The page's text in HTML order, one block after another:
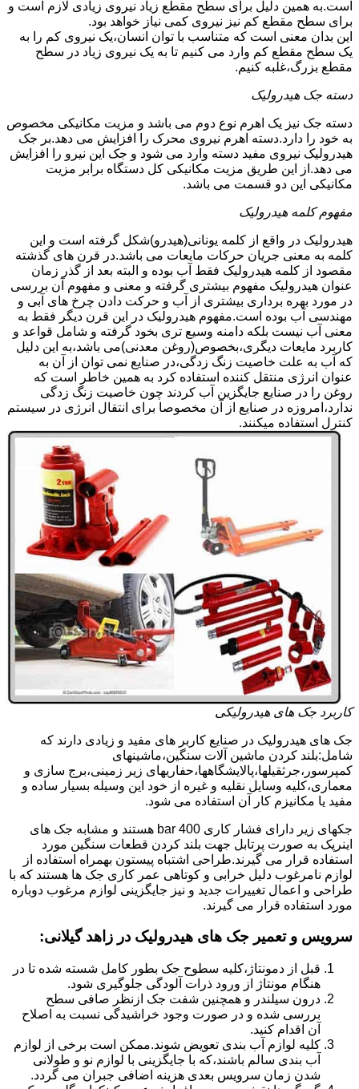
است.به همین دلیل برای سطح مقطع زیاد نیروی زیادی لازم است و
برای سطح مقطع کم نیز نیروی کمی نیاز خواهد بود.
این بدان معنی است که متناسب با توان انسان،یک نیروی کم را به
یک سطح مقطع کم وارد می کنیم تا به یک نیروی زیاد در سطح
مقطع بزرگ،غلبه کنیم.
دسته جک هیدرولیک
دسته جک نیز یک اهرم نوع دوم می باشد و مزیت مکانیکی مخصوص
به خود را دارد.دسته اهرم نیروی محرک را افزایش می دهد.بر جک
هیدرولیک نیروی مفید دسته وارد می شود و جک این نیرو را افزایش
می دهد.از این طریق مزیت مکانیکی کل دستگاه برابر مزیت
مکانیکی این دو قسمت می باشد.
مفهوم کلمه هیدرولیک
هیدرولیک در واقع از کلمه یونانی(هیدرو)شکل گرفته است و این
کلمه به معنی جریان حرکات مایعات می باشد.در قرن های گذشته
مقصود از کلمه هیدرولیک فقط آب بوده و البته بعد از گذر زمان
عنوان هیدرولیک مفهوم بیشتری گرفته و معنی و مفهوم آن بررسی
در مورد بهره برداری بیشتری از آب و حرکت دادن چرخ های آبی و
مهندسی آب بوده است.مفهوم هیدرولیک در این قرن دیگر فقط به
معنی آب نیست بلکه دامنه وسیع تری بخود گرفته و شامل قواعد و
کاربرد مایعات دیگری،بخصوص(روغن معدنی)می باشد،به این دلیل
که آب به علت خاصیت زنگ زدگی،در صنایع نمی توان از آن به
عنوان انرژی منتقل کننده استفاده کرد به همین خاطر است که
روغن را در صنایع جایگزین آب کردند چون خاصیت زنگ زدگی
ندارد،امروزه در صنایع از آن مخصوصا برای انتقال انرژی در سیستم
کنترل استفاده میکنند.
کاربرد جک های هیدرولیکی
جک های هیدرولیک در صنایع کاربر های مفید و زیادی دارند که
شامل:بلند کردن ماشین آلات سنگین،ماشینهای
کمپرسور،جرثقیلها،پالایشگاهها،حفاریهای زیر زمینی،برج سازی و
معماری،کلیه وسایل نقلیه و غیره از خود این وسیله بسیار ساده و
مفید یا مکانیزم کار آن استفاده می شود.
جکهای زیر دارای فشار کاری 400 bar هستند و مشابه جک های
اینرپک به صورت پرتابل جهت بلند کردن قطعات سنگین مورد
استفاده قرار می گیرند.طراحی اشتباه پیستون بهمراه استفاده از
لوازم نامرغوب دلیل خرابی و کوتاهی عمر کاری جک ها هستند که با
طراحی و اعمال تغییرات جدید و نیز جایگزینی لوازم مرغوب دوباره
مورد استفاده قرار می گیرند.
سرویس و تعمیر جک های هیدرولیک در زاهد گیلانی:
قبل از دمونتاژ،کلیه سطوح جک بطور کامل شسته شده تا در
هنگام مونتاژ از ورود ذرات آلودگی جلوگیری شود.
درون سیلندر و همچنین شفت جک ازنظر صافی سطح
بررسی شده و در صورت وجود خراشیدگی نسبت به اصلاح
آن اقدام کنید.
کلیه لوازم آب بندی تعویض شوند.ممکن است برخی از لوازم
آب بندی سالم باشند،که با جایگزینی با لوازم نو و طولانی
شدن زمان سرویس بعدی هزینه اضافی جبران می گردد.